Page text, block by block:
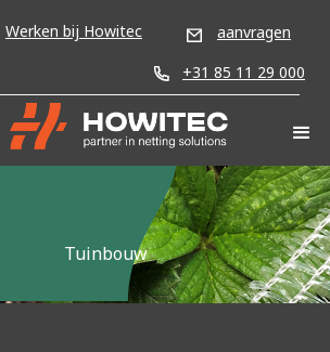
Werken bij Howitec
aanvragen
+31 85 11 29 000
Tuinbouw